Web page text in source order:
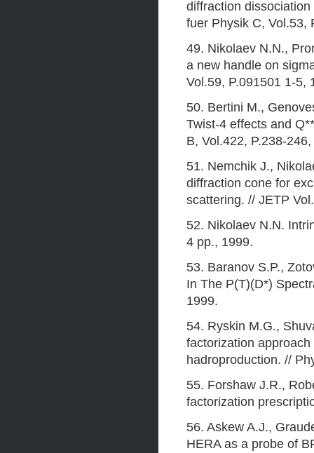
diffraction
fuer Physik C, Vol.53,
49. Nikolaev N.N.,
a new handle on
Vol.59, P.091501 1-5,
50. Bertini M.,
Twist-4 effects and
B, Vol.422, P.238-
51. Nemchik J.,
diffraction cone for
scattering. // JETP
52. Nikolaev N.N.
4 pp., 1999.
53. Baranov S.P.,
In The P(T)(D*)
1999.
54. Ryskin M.G.,
factorization
hadroproduction. //
55. Forshaw J.R.,
factorization
56. Askew A.J.,
HERA as a probe of